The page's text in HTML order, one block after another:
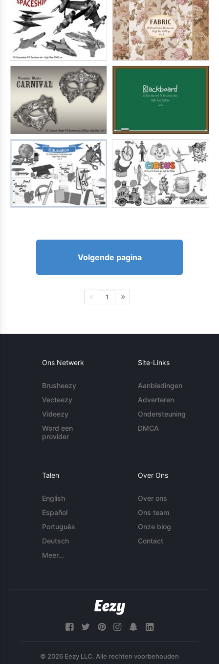
Volgende pagina
1
Ons Netwerk
Brusheezy
Vecteezy
Videezy
Word een
provider
Site-Links
Aanbiedingen
Adverteren
Ondersteuning
DMCA
Talen
English
Español
Português
Deutsch
Meer...
Over Ons
Over ons
Ons team
Onze blog
Contact
© 2026 Eezy LLC. Alle rechten voorbehouden